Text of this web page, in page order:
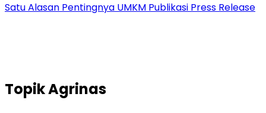
Satu Alasan Pentingnya UMKM Publikasi Press Release
TopikAgrinas